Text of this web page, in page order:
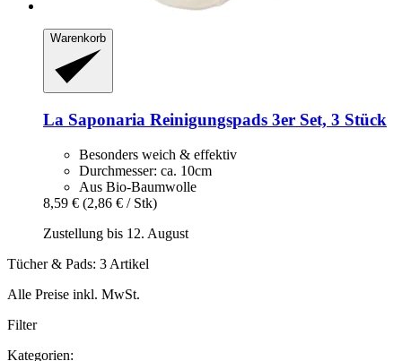
Warenkorb
La Saponaria Reinigungspads 3er Set, 3 Stück
Besonders weich & effektiv
Durchmesser: ca. 10cm
Aus Bio-Baumwolle
8,59 € (2,86 € / Stk)
Zustellung bis 12. August
Tücher & Pads: 3 Artikel
Alle Preise inkl. MwSt.
Filter
Kategorien: